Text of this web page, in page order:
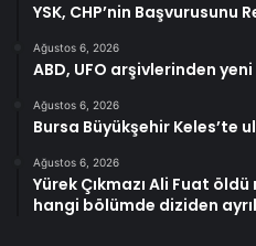
YSK, CHP’nin Başvurusunu
Ağustos 6, 2026
ABD, UFO arşivlerinden
Ağustos 6, 2026
Bursa Büyükşehir Keles’te
Ağustos 6, 2026
Yürek Çıkmazı Ali Fuat
hangi bölümde diziden